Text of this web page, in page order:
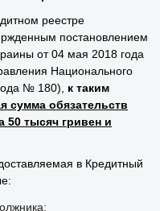
в порядке,
Украины.
реестре
постановлением
от 04 мая 2018 года
Национального
№ 180),к таким
50 тысяч гривен и
в Кредитный